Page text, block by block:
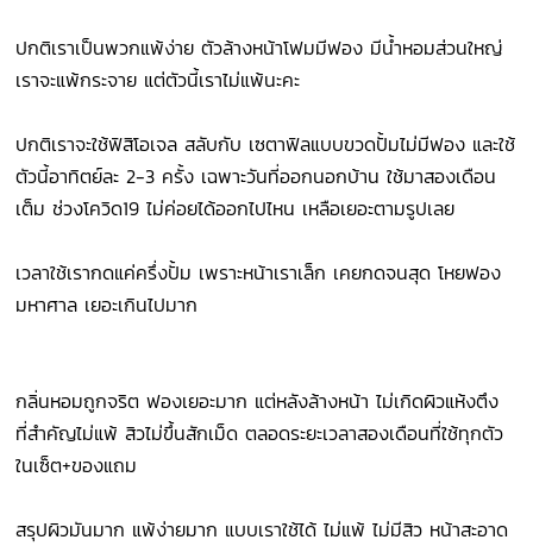
ปกติเราเป็นพวกแพ้ง่าย ตัวล้างหน้าโฟมมีฟอง มีน้ำหอมส่วนใหญ่​
เราจะแพ้กระจาย แต่ตัวนี้เราไม่แพ้นะคะ
ปกติเราจะใช้ฟิสิโอ​เจล​ สลับกับ เซตา​ฟิล​แบบขวดปั้มไม่มีฟอง และใช้
ตัวนี้อาทิตย์​ละ 2-3 ครั้ง เฉพาะวันที่ออกนอกบ้าน ใช้มาสองเดือน
เต็ม ช่วงโควิด19 ไม่ค่อยได้ออกไปไหน เหลือเยอะตามรูปเลย
เวลาใช้เรากดแค่ครึ่งปั้ม เพราะหน้าเราเล็ก เคยกดจนสุด โหยฟอง
มหาศาล เยอะเกินไปมาก
กลิ่นหอมถูกจริต ฟองเยอะมาก แต่หลังล้างหน้า​ ไม่เกิดผิวแห้งตึง
ที่สำคัญ​ไม่แพ้ สิวไม่​ขึ้น​สักเม็ด ตลอดระยะเวลา​สองเดือนที่ใช้ทุกตัว
ในเซ็ต+ของแถม
สรุปผิวมันมาก แพ้ง่ายมาก แบบเราใช้ได้ ไม่แพ้ ไม่มีสิว หน้าสะอาด